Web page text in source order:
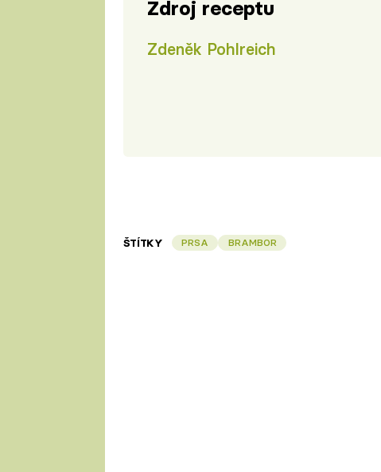
Zdroj receptu
Zdeněk Pohlreich
ŠTÍTKY PRSA BRAMBOR